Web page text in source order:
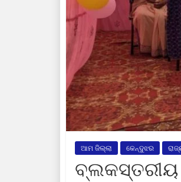
ଆମ ଜିଲ୍ଲା କେନ୍ଦୁଝର
ବ୍ଲକସ୍ତରୀୟ